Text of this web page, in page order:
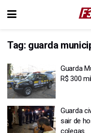
Tag: guarda
Guarda
R$ 300
Guarda
sair de
colegas